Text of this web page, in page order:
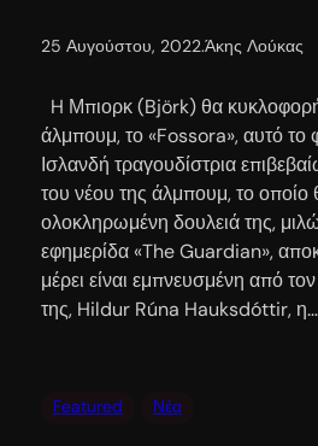
25 Αυγούστου, 2022.Άκης Λούκας
H Μπιορκ (Björk) θα
άλμπουμ, το «Fossora», αυτό
Ισλανδή τραγουδίστρια
του νέου της άλμπουμ, το οποίο
ολοκληρωμένη δουλειά της,
εφημερίδα «The Guardian»,
μέρει είναι εμπνευσμένη από
της, Hildur Rúna Hauksdóttir, η…
Featured Νέα